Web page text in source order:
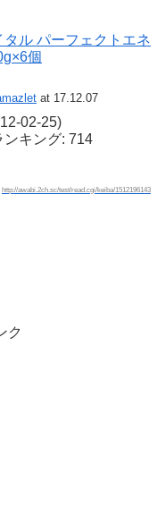
タル パーフェクトエネ
個
at 17.12.07
02-25)
ンキング: 714
http://awabi.2ch.sc/test/read.cgi/keiba/1512196143
ク